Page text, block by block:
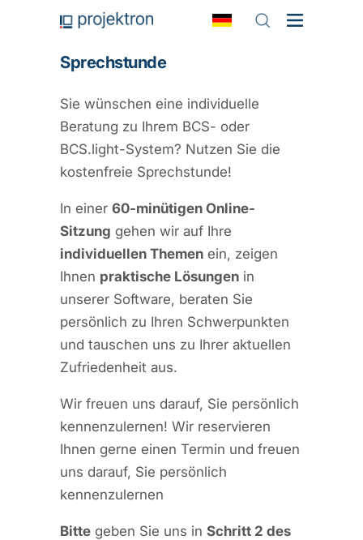
Sprechstunde
Sie wünschen eine individuelle
Beratung zu Ihrem BCS- oder
BCS.light-System? Nutzen Sie die
kostenfreie Sprechstunde!
In einer 60-minütigen Online-
Sitzung gehen wir auf Ihre
individuellen Themen ein, zeigen
Ihnen praktische Lösungen in
unserer Software, beraten Sie
persönlich zu Ihren Schwerpunkten
und tauschen uns zu Ihrer aktuellen
Zufriedenheit aus.
Wir freuen uns darauf, Sie persönlich
kennenzulernen! Wir reservieren
Ihnen gerne einen Termin und freuen
uns darauf, Sie persönlich
kennenzulernen
Bitte geben Sie uns in Schritt 2 des